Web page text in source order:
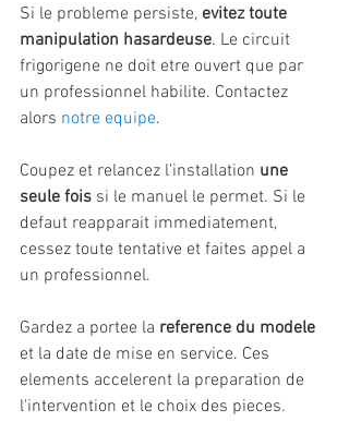
Si le probleme persiste, evitez toute
manipulation hasardeuse. Le circuit
frigorigene ne doit etre ouvert que par
un professionnel habilite. Contactez
alors notre equipe.
Coupez et relancez l'installation une
seule fois si le manuel le permet. Si le
defaut reapparait immediatement,
cessez toute tentative et faites appel a
un professionnel.
Gardez a portee la reference du modele
et la date de mise en service. Ces
elements accelerent la preparation de
l'intervention et le choix des pieces.